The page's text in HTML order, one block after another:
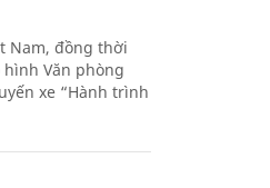
Nam, đồng thời
Văn phòng
xe “Hành trình